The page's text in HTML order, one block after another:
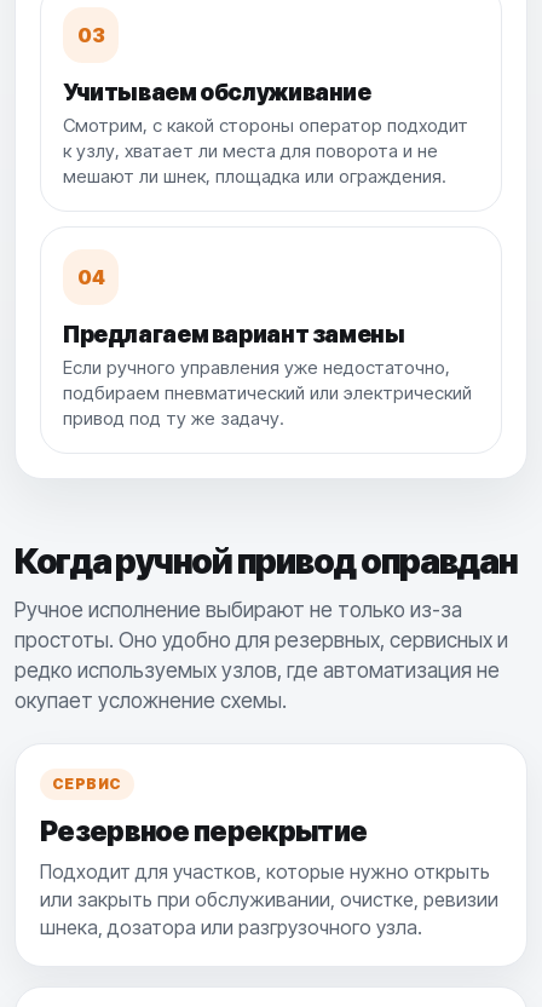
03
Учитываем обслуживание
Смотрим, с какой стороны оператор подходит
к узлу, хватает ли места для поворота и не
мешают ли шнек, площадка или ограждения.
04
Предлагаем вариант замены
Если ручного управления уже недостаточно,
подбираем пневматический или электрический
привод под ту же задачу.
Когда ручной привод оправдан
Ручное исполнение выбирают не только из-за
простоты. Оно удобно для резервных, сервисных и
редко используемых узлов, где автоматизация не
окупает усложнение схемы.
СЕРВИС
Резервное перекрытие
Подходит для участков, которые нужно открыть
или закрыть при обслуживании, очистке, ревизии
шнека, дозатора или разгрузочного узла.